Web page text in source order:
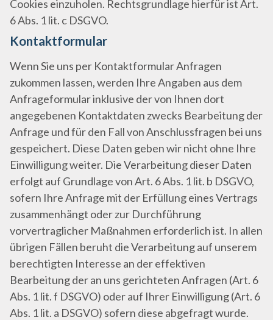
Cookies einzuholen. Rechtsgrundlage hierfür ist Art.
6 Abs. 1 lit. c DSGVO.
Kontaktformular
Wenn Sie uns per Kontaktformular Anfragen
zukommen lassen, werden Ihre Angaben aus dem
Anfrageformular inklusive der von Ihnen dort
angegebenen Kontaktdaten zwecks Bearbeitung der
Anfrage und für den Fall von Anschlussfragen bei uns
gespeichert. Diese Daten geben wir nicht ohne Ihre
Einwilligung weiter. Die Verarbeitung dieser Daten
erfolgt auf Grundlage von Art. 6 Abs. 1 lit. b DSGVO,
sofern Ihre Anfrage mit der Erfüllung eines Vertrags
zusammenhängt oder zur Durchführung
vorvertraglicher Maßnahmen erforderlich ist. In allen
übrigen Fällen beruht die Verarbeitung auf unserem
berechtigten Interesse an der effektiven
Bearbeitung der an uns gerichteten Anfragen (Art. 6
Abs. 1 lit. f DSGVO) oder auf Ihrer Einwilligung (Art. 6
Abs. 1 lit. a DSGVO) sofern diese abgefragt wurde.